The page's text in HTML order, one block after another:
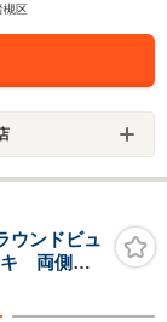
槻区
ンドビュ
両側電